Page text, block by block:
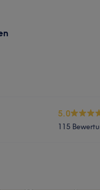
5.0
115